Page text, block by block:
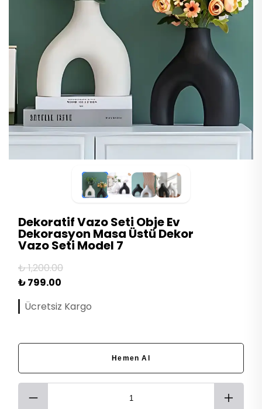
Dekoratif Vazo Seti Obje Ev
Dekorasyon Masa Üstü Dekor
Vazo Seti Model 7
₺ 1,200.00
₺ 799.00
Ücretsiz Kargo
Hemen Al